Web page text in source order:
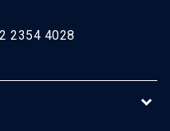
2354 4028